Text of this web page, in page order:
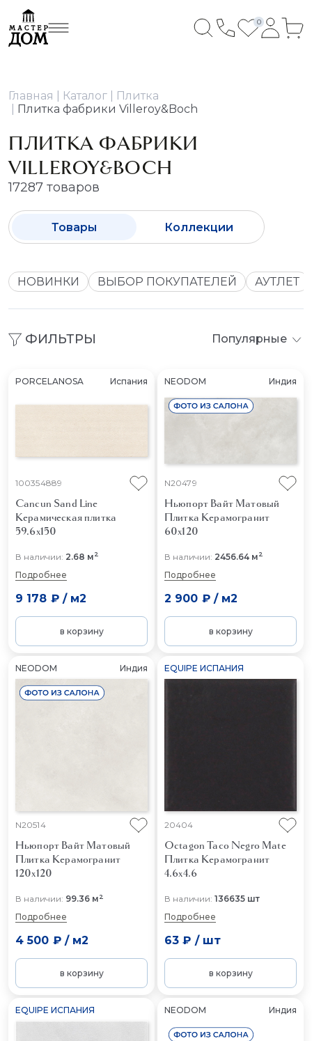
0
Главная Каталог
Плитка
Плитка фабрики Villeroy&Boch
ПЛИТКА ФАБРИКИ
VILLEROY&BOCH
17287 товаров
Товары Коллекции
НОВИНКИ ВЫБОР ПОКУПАТЕЛЕЙ АУТЛЕТ
ФИЛЬТРЫ Популярные
PORCELANOSA Испания
100354889
Cancun Sand Line
Керамическая плитка
59.6x150
В наличии: 2.68 м2
Подробнее
9 178 ₽/ м2
в корзину
NEODOM Индия
N20479
Ньюпорт Вайт Матовый
Плитка Керамогранит
60x120
В наличии: 2456.64 м2
Подробнее
2 900 ₽/ м2
в корзину
NEODOM Индия
N20514
Ньюпорт Вайт Матовый
Плитка Керамогранит
120x120
В наличии: 99.36 м2
Подробнее
4 500 ₽/ м2
в корзину
EQUIPE ИСПАНИЯ
20404
Octagon Taco Negro Mate
Плитка Керамогранит
4.6x4.6
В наличии: 136635 шт
Подробнее
63 ₽ / шт
в корзину
EQUIPE ИСПАНИЯ NEODOM Индия